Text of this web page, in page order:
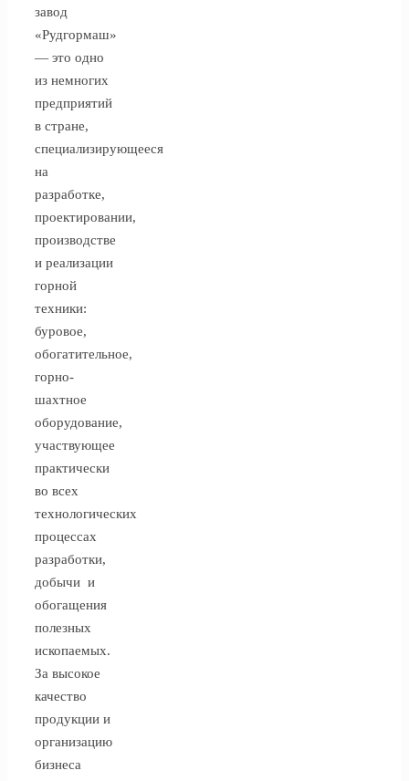
завод
«Рудгормаш»
— это одно
из немногих
предприятий
в стране,
специализирующееся
на
разработке,
проектировании,
производстве
и реализации
горной
техники:
буровое,
обогатительное,
горно-
шахтное
оборудование,
участвующее
практически
во всех
технологических
процессах
разработки,
добычи и
обогащения
полезных
ископаемых.
За высокое
качество
продукции и
организацию
бизнеса